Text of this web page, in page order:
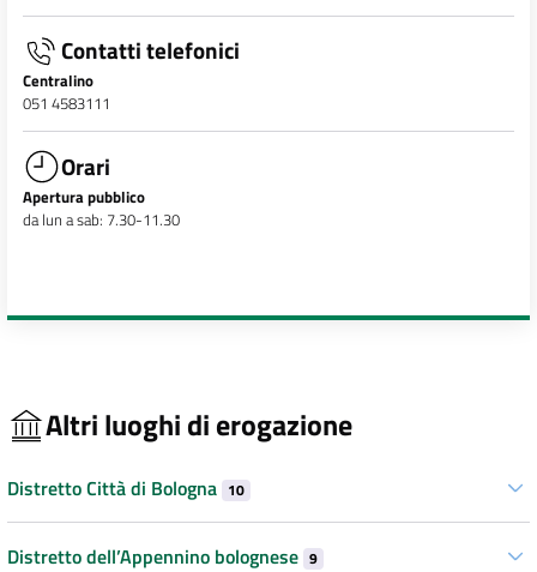
Contatti telefonici
Centralino
051 4583111
Orari
Apertura pubblico
da lun a sab: 7.30-11.30
Altri luoghi di erogazione
Distretto Città di Bologna 10
Distretto dell’Appennino bolognese 9